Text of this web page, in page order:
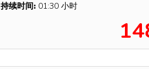
持续时间: 01:30 小时